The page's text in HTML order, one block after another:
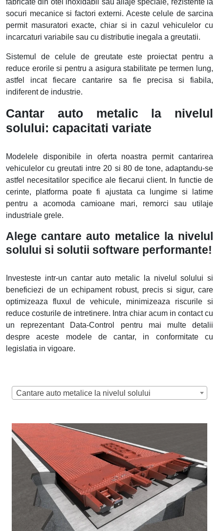
fabricate din otel inoxidabil sau aliaje speciale, rezistente la
socuri mecanice si factori externi. Aceste celule de sarcina
permit masuratori exacte, chiar si in cazul vehiculelor cu
incarcaturi variabile sau cu distributie inegala a greutatii.
Sistemul de celule de greutate este proiectat pentru a
reduce erorile si pentru a asigura stabilitate pe termen lung,
astfel incat fiecare cantarire sa fie precisa si fiabila,
indiferent de industrie.
Cantar auto metalic la nivelul
solului: capacitati variate
Modelele disponibile in oferta noastra permit cantarirea
vehiculelor cu greutati intre 20 si 80 de tone, adaptandu-se
astfel necesitatilor specifice ale fiecarui client. In functie de
cerinte, platforma poate fi ajustata ca lungime si latime
pentru a acomoda camioane mari, remorci sau utilaje
industriale grele.
Alege cantare auto metalice la nivelul
solului si solutii software performante!
Investeste intr-un cantar auto metalic la nivelul solului si
beneficiezi de un echipament robust, precis si sigur, care
optimizeaza fluxul de vehicule, minimizeaza riscurile si
reduce costurile de intretinere. Intra chiar acum in contact cu
un reprezentant Data-Control pentru mai multe detalii
despre aceste modele de cantar, in conformitate cu
legislatia in vigoare.
Cantare auto metalice la nivelul solului